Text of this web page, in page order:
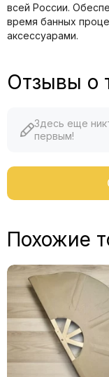
всей России.
время банных
аксессуарами.
Отзывы о
Здесь еще
первым!
Похожие